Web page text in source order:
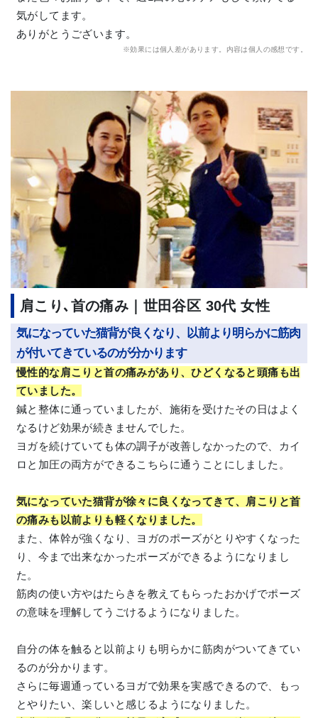
気がしてます。
ありがとうございます。
※効果には個人差があります。内容は個人の感想です。
肩こり､首の痛み｜世田谷区 30代 女性
気になっていた猫背が良くなり、以前より明らかに筋肉
が付いてきているのが分かります
慢性的な肩こりと首の痛みがあり、ひどくなると頭痛も出
ていました。
鍼と整体に通っていましたが、施術を受けたその日はよく
なるけど効果が続きませんでした。
ヨガを続けていても体の調子が改善しなかったので、カイ
ロと加圧の両方ができるこちらに通うことにしました。
気になっていた猫背が徐々に良くなってきて、肩こりと首
の痛みも以前よりも軽くなりました。
また、体幹が強くなり、ヨガのポーズがとりやすくなった
り、今まで出来なかったポーズができるようになりまし
た。
筋肉の使い方やはたらきを教えてもらったおかげでポーズ
の意味を理解してうごけるようになりました。
自分の体を触ると以前よりも明らかに筋肉がついてきてい
るのが分かります。
さらに毎週通っているヨガで効果を実感できるので、もっ
とやりたい、楽しいと感じるようになりました。